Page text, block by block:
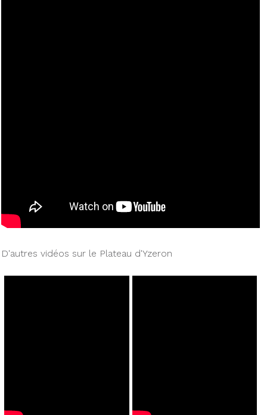
D'autres vidéos sur le Plateau d'Yzeron